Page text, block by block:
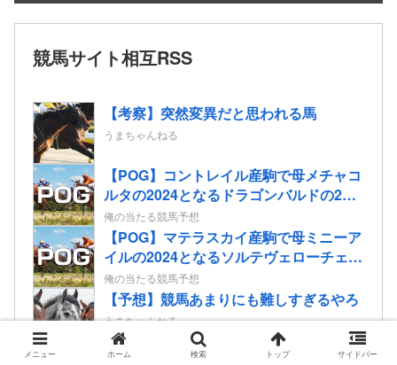
競馬サイト相互RSS
【考察】突然変異だと思われる馬
うまちゃんねる
【POG】コントレイル産駒で母メチャコ
ルタの2024となるドラゴンバルドの2歳
情報
俺の当たる競馬予想
【POG】マテラスカイ産駒で母ミニーア
イルの2024となるソルテヴェローチェの
2歳情報
俺の当たる競馬予想
【予想】競馬あまりにも難しすぎるやろ
うまちゃんねる
メニュー ホーム 検索 トップ サイドバー